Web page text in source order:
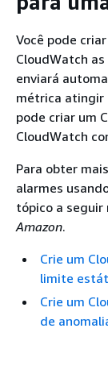
Você pode
CloudWatch
enviará
métrica atingir
pode criar um
CloudWatch
Para obter
alarmes
tópico a seguir
Amazon.
Crie um
limite
Crie um
de